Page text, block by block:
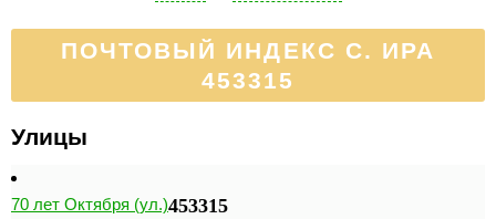
ПОЧТОВЫЙ ИНДЕКС С. ИРА
453315
Улицы
70 лет Октября (ул.)453315